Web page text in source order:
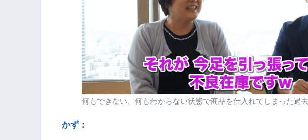
何もできない、何もわからない状態で商品を仕入れてしまった過
かず：